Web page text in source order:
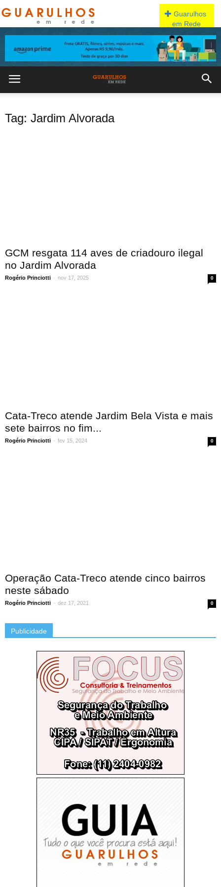
Tag: Jardim Alvorada
GCM resgata 114 aves de criadouro ilegal
no Jardim Alvorada
Rogério Princiotti - nov 17, 2025 0
Cata-Treco atende Jardim Bela Vista e mais
sete bairros no fim...
Rogério Princiotti - fev 15, 2024 0
Operação Cata-Treco atende cinco bairros
neste sábado
Rogério Princiotti - dez 17, 2021 0
Publicidade